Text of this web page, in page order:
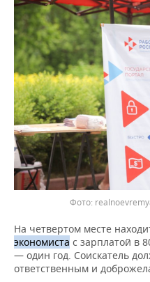
На четвертом месте
экономиста с зарплатой в
— один год. Соискатель
ответственным и